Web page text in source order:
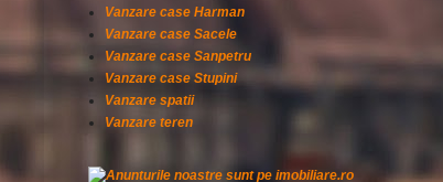
Vanzare case Harman
Vanzare case Sacele
Vanzare case Sanpetru
Vanzare case Stupini
Vanzare spatii
Vanzare teren